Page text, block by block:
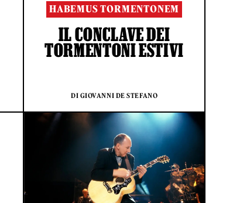
HABEMUS TORMENTONEM
IL CONCLAVE DEI
TORMENTONI ESTIVI
DI GIOVANNI DE STEFANO